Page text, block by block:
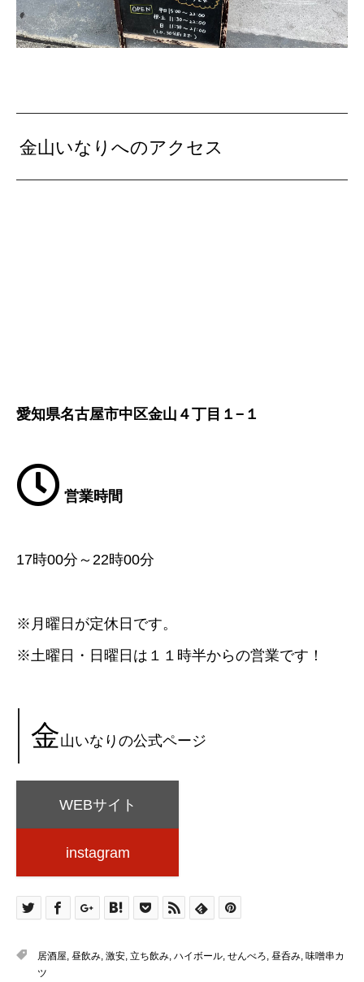
金山いなりへのアクセス
愛知県名古屋市中区金山４丁目１−１
営業時間
17時00分～22時00分
※月曜日が定休日です。
※土曜日・日曜日は１１時半からの営業です！
金山いなりの公式ページ
WEBサイト
instagram
居酒屋, 昼飲み, 激安, 立ち飲み, ハイボール, せんべろ, 昼呑み, 味噌串カ
ツ